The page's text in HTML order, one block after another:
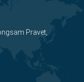
Pravet,